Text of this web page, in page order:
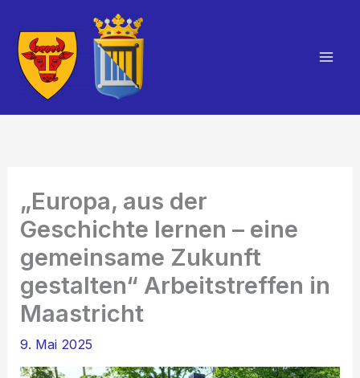
Inhalt
springen
„Europa, aus der
Geschichte lernen – eine
gemeinsame Zukunft
gestalten“ Arbeitstreffen in
Maastricht
9. Mai 2025